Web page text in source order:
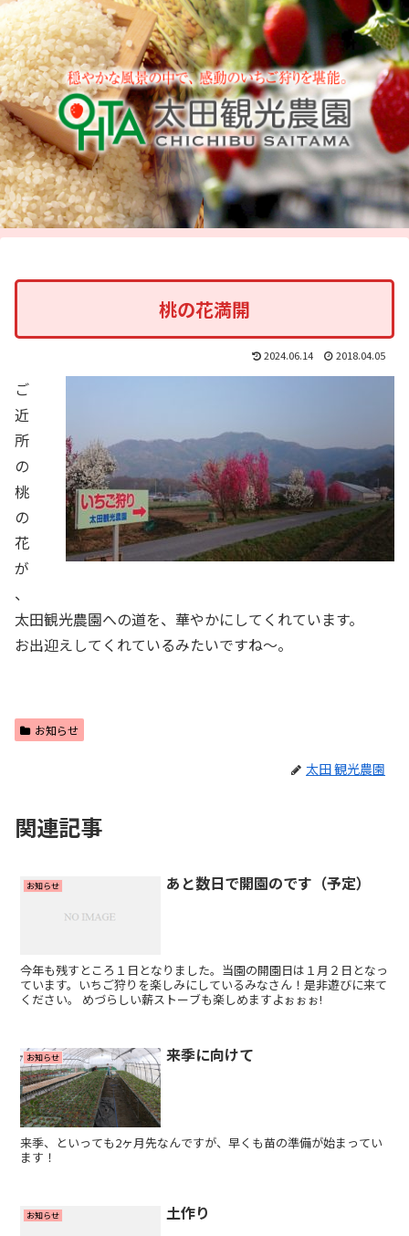
桃の花満開
2024.06.14 2018.04.05
ご
近
所
の
桃
の
花
が
、
太田観光農園への道を、華やかにしてくれています。
お出迎えしてくれているみたいですね～。
お知らせ
太田 観光農園
関連記事
お知らせ あと数日で開園のです（予定）
今年も残すところ１日となりました。当園の開園日は１月２日となっ
ています。いちご狩りを楽しみにしているみなさん！是非遊びに来て
ください。 めづらしい薪ストーブも楽しめますよぉぉぉ!
お知らせ 来季に向けて
来季、といっても2ヶ月先なんですが、早くも苗の準備が始まってい
ます！
お知らせ 土作り